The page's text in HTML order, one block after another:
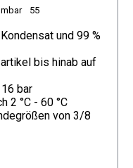
55
und 99 %
bis hinab auf
bar
2 °C - 60 °C
von 3/8